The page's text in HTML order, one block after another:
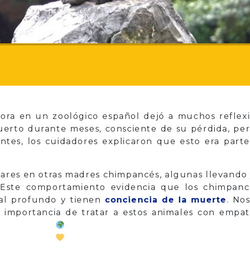
en un zoológico español dejó a muchos
durante meses, consciente de su pérdida,
los cuidadores explicaron que esto era
en otras madres chimpancés, algunas llevando
comportamiento evidencia que los
profundo y tienen conciencia de la muerte .
de tratar a estos animales con